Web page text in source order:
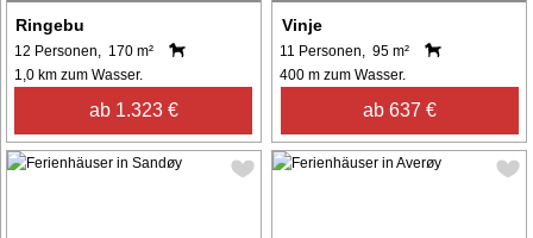
Ringebu
12 Personen, 170 m²
1,0 km zum Wasser.
ab 1.323 €
Vinje
11 Personen, 95 m²
400 m zum Wasser.
ab 637 €